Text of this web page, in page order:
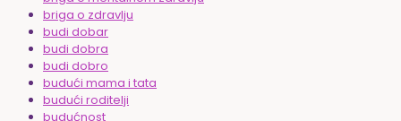
briga o zdravlju
budi dobar
budi dobra
budi dobro
budući mama i tata
budući roditelji
budućnost